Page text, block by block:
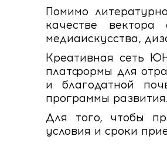
Помимо
качестве
медиаискусства,
Креативная сеть
платформы для
и благодатной
программы развития.
Для того, чтобы
условия и сроки